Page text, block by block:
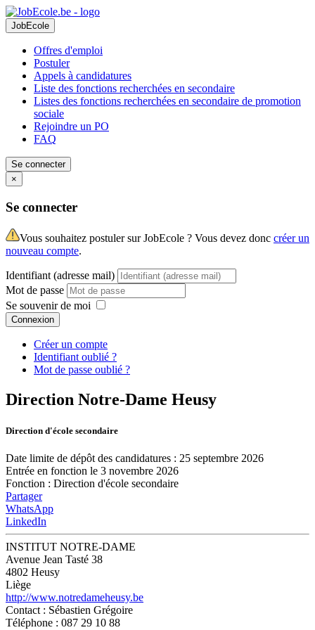
JobEcole
Offres d'emploi
Postuler
Appels à candidatures
Liste des fonctions recherchées en secondaire
Listes des fonctions recherchées en secondaire de promotion
sociale
Rejoindre un PO
FAQ
Se connecter
×
Se connecter
Vous souhaitez postuler sur JobEcole ? Vous devez donc créer un
nouveau compte.
Identifiant (adresse mail)
Mot de passe
Se souvenir de moi
Connexion
Créer un compte
Identifiant oublié ?
Mot de passe oublié ?
Direction Notre-Dame Heusy
Direction d'école secondaire
Date limite de dépôt des candidatures : 25 septembre 2026
Entrée en fonction le 3 novembre 2026
Fonction : Direction d'école secondaire
Partager
WhatsApp
LinkedIn
INSTITUT NOTRE-DAME
Avenue Jean Tasté 38
4802 Heusy
Liège
http://www.notredameheusy.be
Contact : Sébastien Grégoire
Téléphone : 087 29 10 88